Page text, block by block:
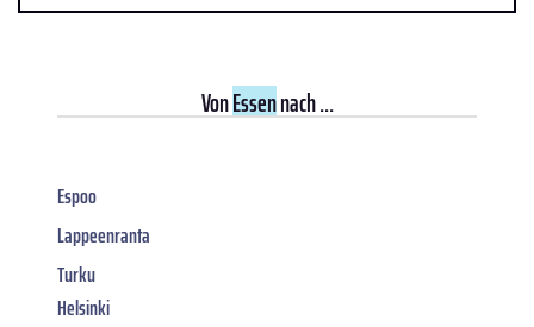
VonEssennach ...
Espoo
Lappeenranta
Turku
Helsinki